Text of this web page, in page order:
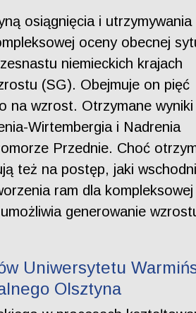
osiągnięcia i utrzymywania
oceny obecnej
niemieckich krajach
(SG). Obejmuje on pięć
na wzrost. Otrzymane wyniki
Wirtembergia i Nadrenia
Przednie. Choć
też na postęp, jaki
ram dla kompleksowej
generowanie
Uniwersytetu
Olsztyna